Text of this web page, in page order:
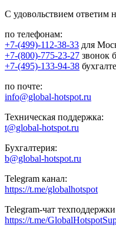
С удовольствием ответим
по телефонам:
+7-(499)-112-38-33 для
+7-(800)-775-23-27 звонок
+7-(495)-133-94-38
по почте:
info@global-hotspot.ru
Техническая поддержка:
t@global-hotspot.ru
Бухгалтерия:
b@global-hotspot.ru
Telegram канал:
https://t.me/globalhotspot
Telegram-чат
https://t.me/